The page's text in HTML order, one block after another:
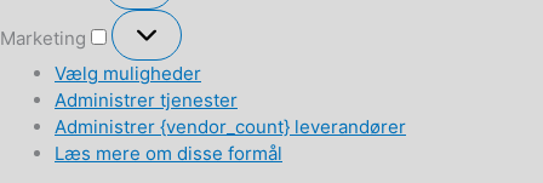
Marketing
Marketing
Vælg muligheder
Administrer tjenester
Administrer {vendor_count} leverandører
Læs mere om disse formål